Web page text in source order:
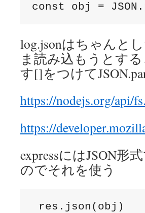
const obj =
log.jsonはちゃんと
ま読み込もうとす
す[]をつけて
https://nodejs.org/api/
https://
expressにはJSON
のでそれを使う
res.json(obj)